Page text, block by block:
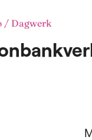
/ Dagwerk